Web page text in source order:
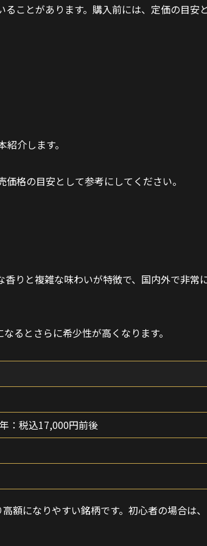
ことがあります。購入前には、定価の目安
介します。
格の目安として参考にしてください。
りと複雑な味わいが特徴で、国内外で非常
るとさらに希少性が高くなります。
：税込17,000円前後
額になりやすい銘柄です。初心者の場合は、